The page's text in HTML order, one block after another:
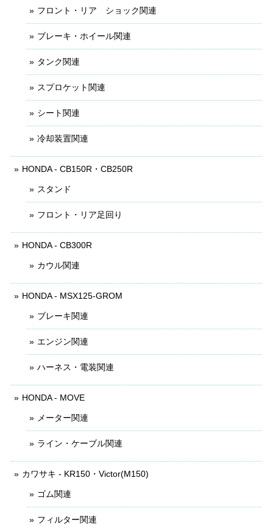
フロント・リア ショック関連
ブレーキ・ホイール関連
タンク関連
スプロケット関連
シート関連
冷却装置関連
HONDA - CB150R・CB250R
スタンド
フロント・リア足回り
HONDA - CB300R
カウル関連
HONDA - MSX125-GROM
ブレーキ関連
エンジン関連
ハーネス・電装関連
HONDA - MOVE
メーター関連
ライン・ケーブル関連
カワサキ - KR150・Victor(M150)
ゴム関連
フィルター関連